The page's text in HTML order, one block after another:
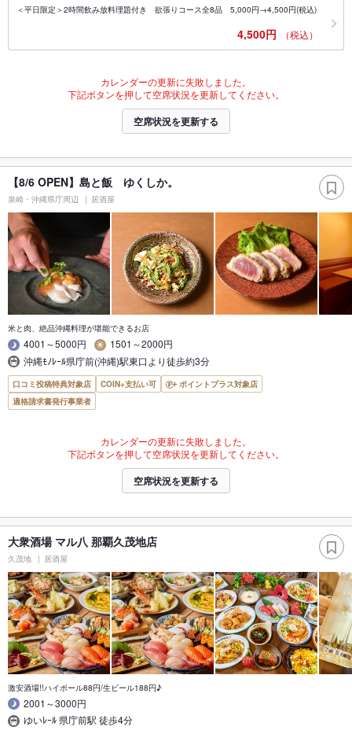
＜平日限定＞2時間飲み放料理題付き 欲張りコース全8品 5,000円→4,500円(税込)
4,500円 （税込）
カレンダーの更新に失敗しました。
下記ボタンを押して空席状況を更新してください。
空席状況を更新する
【8/6 OPEN】島と飯 ゆくしか。
泉崎・沖縄県庁周辺 居酒屋
米と肉、絶品沖縄料理が堪能できるお店
4001～5000円
1501～2000円
沖縄ﾓﾉﾚｰﾙ県庁前(沖縄)駅東口より徒歩約3分
口コミ投稿特典対象店 COIN+支払い可
ポイントプラス対象店
適格請求書発行事業者
カレンダーの更新に失敗しました。
下記ボタンを押して空席状況を更新してください。
空席状況を更新する
大衆酒場 マル八 那覇久茂地店
久茂地 居酒屋
激安酒場!!ハイボール88円/生ビール188円♪
2001～3000円
ゆいﾚｰﾙ 県庁前駅 徒歩4分